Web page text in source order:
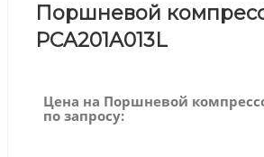
Поршневой
PCA201A013L
Цена на Поршневой
по запросу: